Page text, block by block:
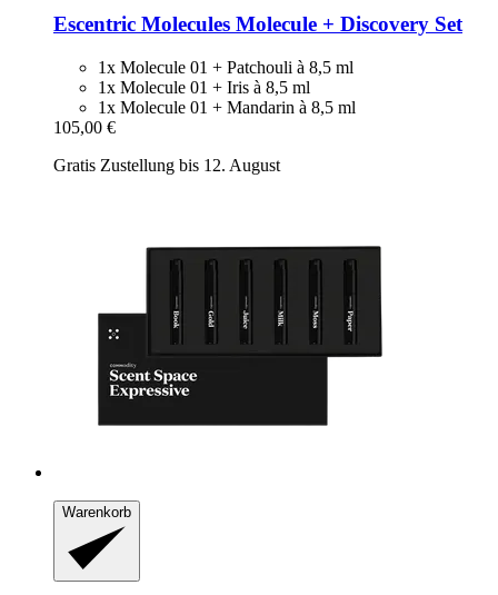
Escentric Molecules Molecule + Discovery Set
1x Molecule 01 + Patchouli à 8,5 ml
1x Molecule 01 + Iris à 8,5 ml
1x Molecule 01 + Mandarin à 8,5 ml
105,00 €
Gratis Zustellung bis 12. August
Warenkorb